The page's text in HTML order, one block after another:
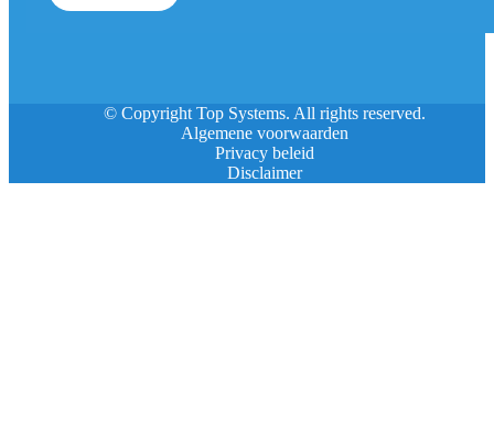
© Copyright Top Systems. All rights reserved.
Algemene voorwaarden
Privacy beleid
Disclaimer